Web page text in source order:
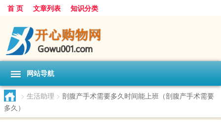
首 页 文章列表 知识分类
网站导航
> 生活助理 > 剖腹产手术需要多久时间能上班（剖腹产手术需要
多久）